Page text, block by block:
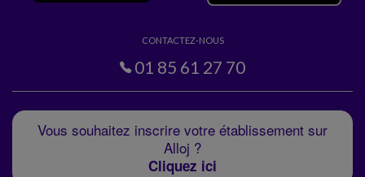
CONTACTEZ-NOUS
01 85 61 27 70
Vous souhaitez inscrire votre établissement sur
Alloj ?
Cliquez ici